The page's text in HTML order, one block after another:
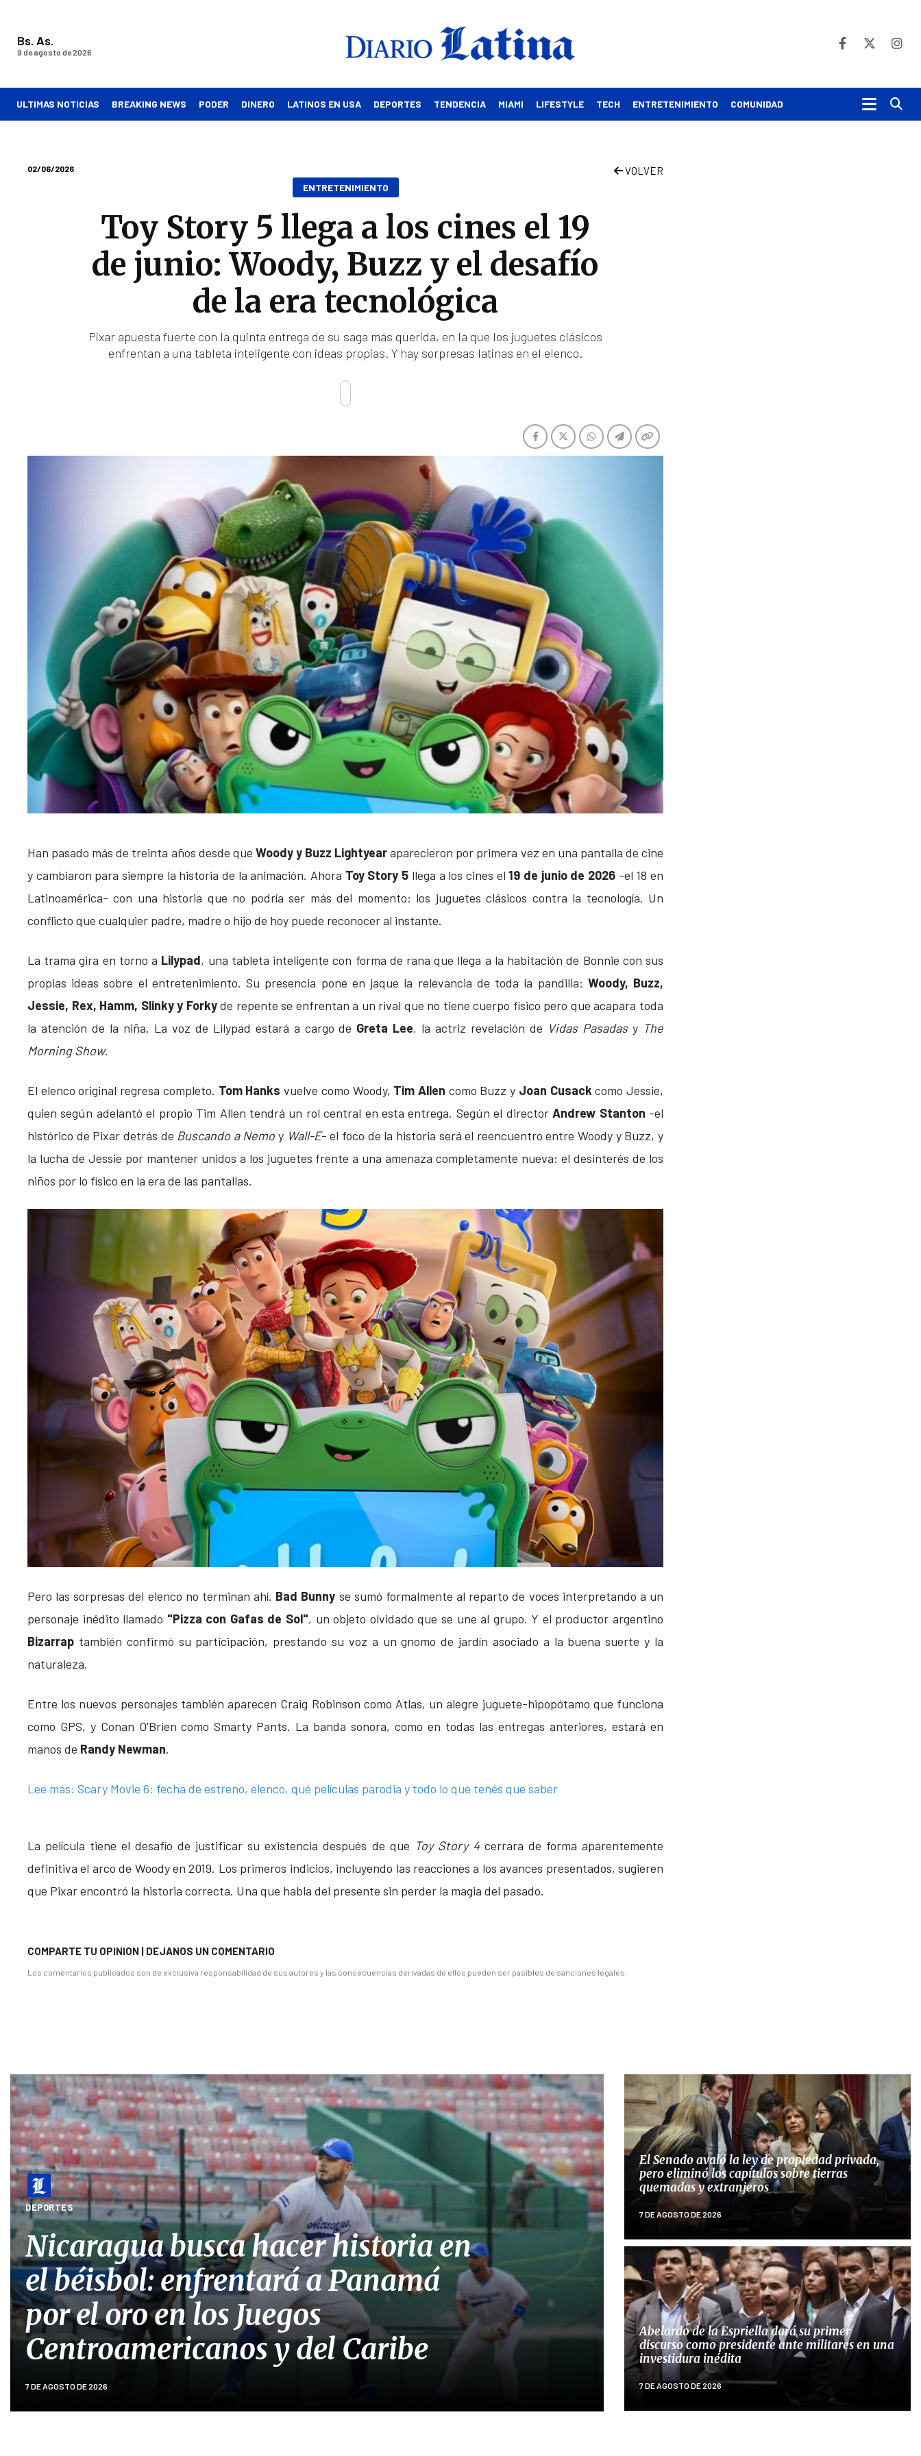
Bs. As.
9 de agosto de 2026
ULTIMAS NOTICIAS BREAKING NEWS PODER DINERO LATINOS EN USA DEPORTES TENDENCIA MIAMI LIFESTYLE TECH ENTRETENIMIENTO COMUNIDAD
02/06/2026 VOLVER
ENTRETENIMIENTO
Toy Story 5 llega a los cines el 19
de junio: Woody, Buzz y el desafío
de la era tecnológica
Pixar apuesta fuerte con la quinta entrega de su saga más querida, en la que los juguetes clásicos
enfrentan a una tableta inteligente con ideas propias. Y hay sorpresas latinas en el elenco.
Han pasado más de treinta años desde que Woody y Buzz Lightyearaparecieron por primera vez en una pantalla de cine
y cambiaron para siempre la historia de la animación. Ahora Toy Story 5 llega a los cines el 19 de junio de 2026 -el 18 en
Latinoamérica- con una historia que no podría ser más del momento: los juguetes clásicos contra la tecnología. Un
conflicto que cualquier padre, madre o hijo de hoy puede reconocer al instante.
La trama gira en torno a Lilypad, una tableta inteligente con forma de rana que llega a la habitación de Bonnie con sus
propias ideas sobre el entretenimiento. Su presencia pone en jaque la relevancia de toda la pandilla: Woody, Buzz,
Jessie, Rex, Hamm, Slinky y Forkyde repente se enfrentan a un rival que no tiene cuerpo físico pero que acapara toda
la atención de la niña. La voz de Lilypad estará a cargo de Greta Lee, la actriz revelación de Vidas Pasadasy The
Morning Show.
El elenco original regresa completo. Tom Hanks vuelve como Woody, Tim Allen como Buzz y Joan Cusack como Jessie,
quien según adelantó el propio Tim Allen tendrá un rol central en esta entrega. Según el directorAndrew Stanton -el
histórico de Pixar detrás de Buscando a Nemo y Wall-E- el foco de la historia será el reencuentro entre Woody y Buzz, y
la lucha de Jessie por mantener unidos a los juguetes frente a una amenaza completamente nueva: el desinterés de los
niños por lo físico en la era de las pantallas.
Pero las sorpresas del elenco no terminan ahí. Bad Bunny se sumó formalmente al reparto de voces interpretando a un
personaje inédito llamado "Pizza con Gafas de Sol", un objeto olvidado que se une al grupo. Y el productor argentino
Bizarrap también confirmó su participación, prestando su voz a un gnomo de jardín asociado a la buena suerte y la
naturaleza.
Entre los nuevos personajes también aparecen Craig Robinson como Atlas, un alegre juguete-hipopótamo que funciona
como GPS, y Conan O'Brien como Smarty Pants. La banda sonora, como en todas las entregas anteriores, estará en
manos de Randy Newman.
Lee más: Scary Movie 6: fecha de estreno, elenco, qué películas parodia y todo lo que tenés que saber
La película tiene el desafío de justificar su existencia después de que Toy Story 4cerrara de forma aparentemente
definitiva el arco de Woody en 2019. Los primeros indicios, incluyendo las reacciones a los avances presentados, sugieren
que Pixar encontró la historia correcta. Una que habla del presente sin perder la magia del pasado.
COMPARTE TU OPINION | DEJANOS UN COMENTARIO
Los comentarios publicados son de exclusiva responsabilidad de sus autores y las consecuencias derivadas de ellos pueden ser pasibles de sanciones legales.
DEPORTES
Nicaragua busca hacer historia en
el béisbol: enfrentará a Panamá
por el oro en los Juegos
Centroamericanos y del Caribe
7 DE AGOSTO DE 2026
El Senado avaló la ley de propiedad privada,
pero eliminó los capítulos sobre tierras
quemadas y extranjeros
7 DE AGOSTO DE 2026
Abelardo de la Espriella dará su primer
discurso como presidente ante militares en una
investidura inédita
7 DE AGOSTO DE 2026